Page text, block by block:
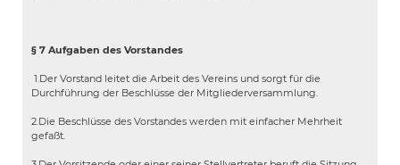
§ 7 Aufgaben des Vorstandes
1.Der Vorstand leitet die Arbeit des Vereins und sorgt für die
Durchführung der Beschlüsse der Mitgliederversammlung.
2.Die Beschlüsse des Vorstandes werden mit einfacher Mehrheit
gefaßt.